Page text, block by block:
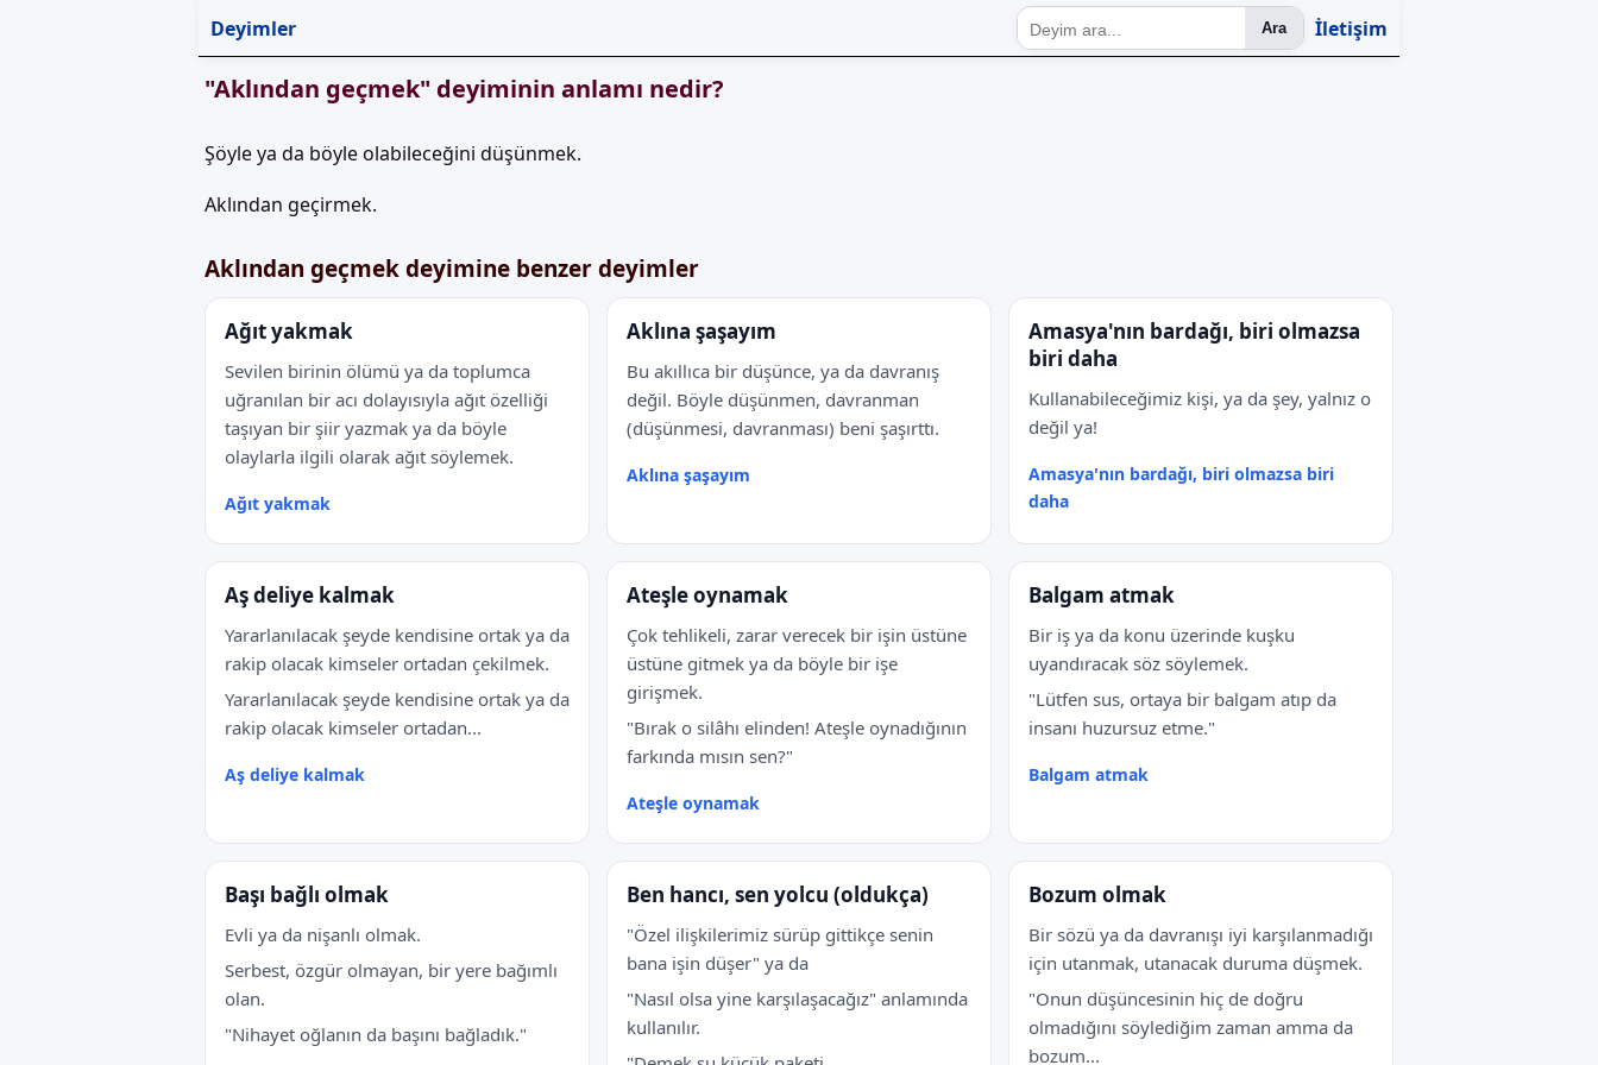
Deyimler Ara İletişim
"Aklından geçmek" deyiminin anlamı nedir?
Şöyle ya da böyle olabileceğini düşünmek.
Aklından geçirmek.
Aklından geçmek deyimine benzer deyimler
Ağıt yakmak
Sevilen birinin ölümü ya da toplumca
uğranılan bir acı dolayısıyla ağıt özelliği
taşıyan bir şiir yazmak ya da böyle
olaylarla ilgili olarak ağıt söylemek.
Ağıt yakmak
Aklına şaşayım
Bu akıllıca bir düşünce, ya da davranış
değil. Böyle düşünmen, davranman
(düşünmesi, davranması) beni şaşırttı.
Aklına şaşayım
Amasya'nın bardağı, biri olmazsa
biri daha
Kullanabileceğimiz kişi, ya da şey, yalnız o
değil ya!
Amasya'nın bardağı, biri olmazsa biri
daha
Aş deliye kalmak
Yararlanılacak şeyde kendisine ortak ya da
rakip olacak kimseler ortadan çekilmek.
Yararlanılacak şeyde kendisine ortak ya da
rakip olacak kimseler ortadan...
Aş deliye kalmak
Ateşle oynamak
Çok tehlikeli, zarar verecek bir işin üstüne
üstüne gitmek ya da böyle bir işe
girişmek.
"Bırak o silâhı elinden! Ateşle oynadığının
farkında mısın sen?"
Ateşle oynamak
Balgam atmak
Bir iş ya da konu üzerinde kuşku
uyandıracak söz söylemek.
"Lütfen sus, ortaya bir balgam atıp da
insanı huzursuz etme."
Balgam atmak
Başı bağlı olmak
Evli ya da nişanlı olmak.
Serbest, özgür olmayan, bir yere bağımlı
olan.
"Nihayet oğlanın da başını bağladık."
Ben hancı, sen yolcu (oldukça)
"Özel ilişkilerimiz sürüp gittikçe senin
bana işin düşer" ya da
"Nasıl olsa yine karşılaşacağız" anlamında
kullanılır.
Bozum olmak
Bir sözü ya da davranışı iyi karşılanmadığı
için utanmak, utanacak duruma düşmek.
"Onun düşüncesinin hiç de doğru
olmadığını söylediğim zaman amma da
bozum...